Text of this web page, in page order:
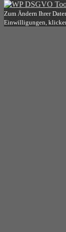
Zum Ändern Ihrer
Einwilligungen,